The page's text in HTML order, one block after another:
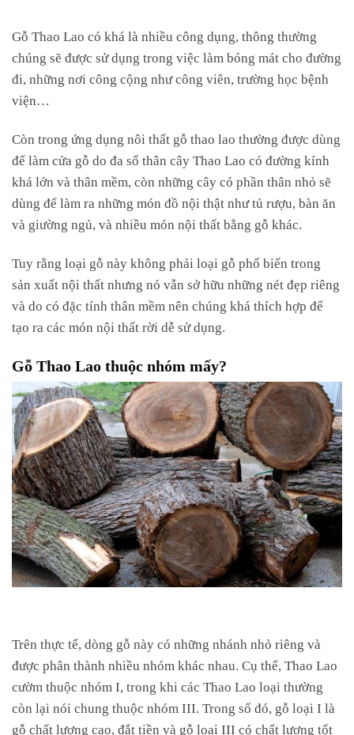
Gỗ Thao Lao có khá là nhiều công dụng, thông thường
chúng sẽ được sử dụng trong việc làm bóng mát cho đường
đi, những nơi công cộng như công viên, trường học bệnh
viện…
Còn trong ứng dụng nôi thất gỗ thao lao thường được dùng
để làm cửa gỗ do đa số thân cây Thao Lao có đường kính
khá lớn và thân mềm, còn những cây có phần thân nhỏ sẽ
dùng để làm ra những món đồ nội thật như tủ rượu, bàn ăn
và giường ngủ, và nhiều món nội thất bằng gỗ khác.
Tuy rằng loại gỗ này không phải loại gỗ phổ biến trong
sản xuất nội thất nhưng nó vẫn sở hữu những nét đẹp riêng
và do có đặc tính thân mềm nên chúng khá thích hợp để
tạo ra các món nội thất rời dễ sử dụng.
Gỗ Thao Lao thuộc nhóm mấy?
Trên thực tế, dòng gỗ này có những nhánh nhỏ riêng và
được phân thành nhiều nhóm khác nhau. Cụ thể, Thao Lao
cườm thuộc nhóm I, trong khi các Thao Lao loại thường
còn lại nói chung thuộc nhóm III. Trong số đó, gỗ loại I là
gỗ chất lượng cao, đắt tiền và gỗ loại III có chất lượng tốt